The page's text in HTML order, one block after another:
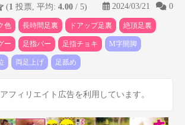
(1 投票, 平均: 4.00 / 5) 2024/03/21 0
色 長時間足裏 ドアップ足裏 絶頂足裏
ー 足指パー 足指チョキ M字開脚
両足上げ 足舐め
フィリエイト広告を利用しています。